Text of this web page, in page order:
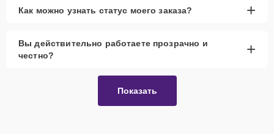
Как можно узнать статус моего заказа? +
Вы действительно работаете прозрачно и
честно?
+
Показать